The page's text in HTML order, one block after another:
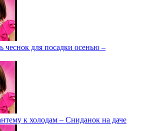
чеснок для посадки осенью –
к холодам – Сниданок на даче